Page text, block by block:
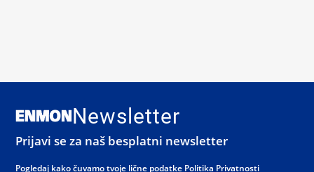
Newsletter
Prijavi se za naš besplatni newsletter
Pogledaj kako čuvamo tvoje lične podatke Politika Privatnosti